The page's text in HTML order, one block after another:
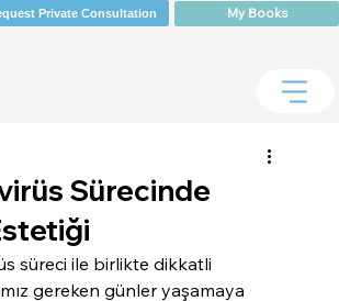
Private Consultation My Books
Sürecinde
süreci ile birlikte dikkatli
gereken günler yaşamaya